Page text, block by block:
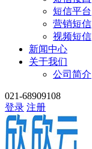
短信平台
营销短信
视频短信
新闻中心
关于我们
公司简介
021-68909108
登录 注册